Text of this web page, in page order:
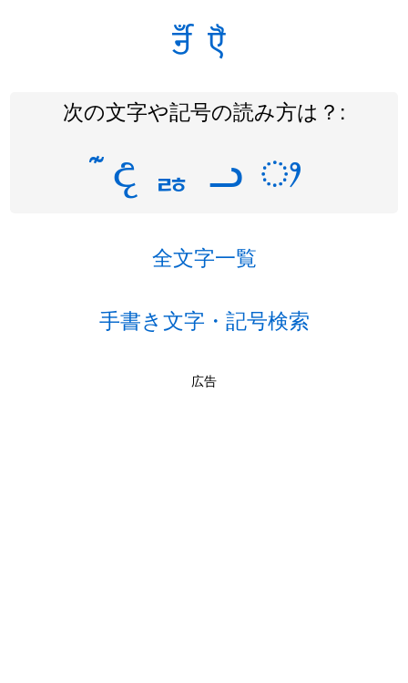
ꣽ ꣾ
次の文字や記号の読み方は？:
෫ ᆶ ᓗ ᤣ
全文字一覧
手書き文字・記号検索
広告